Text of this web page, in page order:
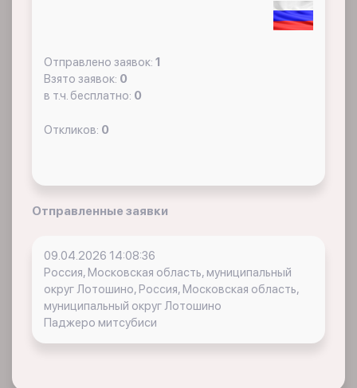
Отправлено заявок: 1
Взято заявок: 0
в т.ч. бесплатно: 0
Откликов: 0
Отправленные заявки
09.04.2026 14:08:36
Россия, Московская область, муниципальный
округ Лотошино, Россия, Московская область,
муниципальный округ Лотошино
Паджеро митсубиси